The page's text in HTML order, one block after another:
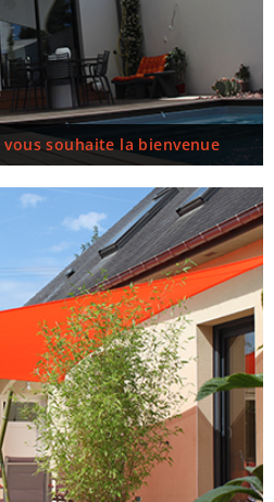
vous souhaite la bienvenue